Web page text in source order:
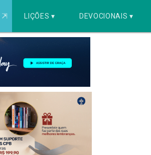
⇱ LIÇÕES ▾ DEVOCIONAIS ▾